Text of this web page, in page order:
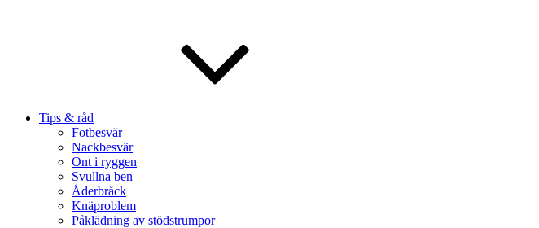
Tips & råd
Fotbesvär
Nackbesvär
Ont i ryggen
Svullna ben
Åderbråck
Knäproblem
Påklädning av stödstrumpor